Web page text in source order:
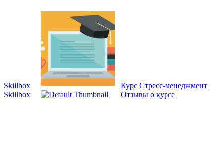
Skillbox
Курс Стресс-менеджмент
Skillbox
Отзывы о курсе